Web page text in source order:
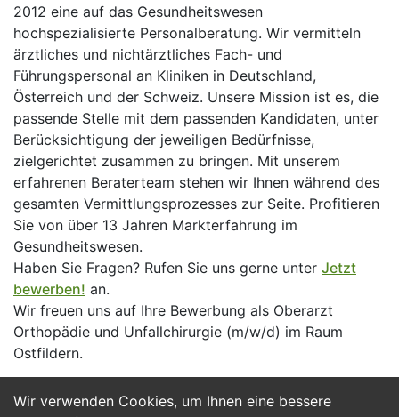
Wir verwenden Cookies, um Ihnen eine bessere
2012 eine auf das Gesundheitswesen
hochspezialisierte Personalberatung. Wir vermitteln
ärztliches und nichtärztliches Fach- und
Führungspersonal an Kliniken in Deutschland,
Österreich und der Schweiz. Unsere Mission ist es, die
passende Stelle mit dem passenden Kandidaten, unter
Berücksichtigung der jeweiligen Bedürfnisse,
zielgerichtet zusammen zu bringen. Mit unserem
erfahrenen Beraterteam stehen wir Ihnen während des
gesamten Vermittlungsprozesses zur Seite. Profitieren
Sie von über 13 Jahren Markterfahrung im
Gesundheitswesen.
Haben Sie Fragen? Rufen Sie uns gerne unter Jetzt
bewerben! an.
Wir freuen uns auf Ihre Bewerbung als Oberarzt
Orthopädie und Unfallchirurgie (m/w/d) im Raum
Ostfildern.